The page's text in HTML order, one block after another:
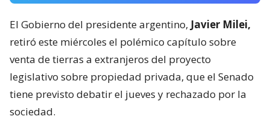
El Gobierno del presidente argentino, Javier Milei,
retiró este miércoles el polémico capítulo sobre
venta de tierras a extranjeros del proyecto
legislativo sobre propiedad privada, que el Senado
tiene previsto debatir el jueves y rechazado por la
sociedad.